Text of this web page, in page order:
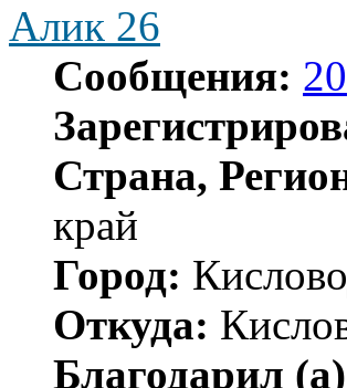
Алик 26
Сообщения: 20
Страна,
край
Город:
Откуда:
Благодарил